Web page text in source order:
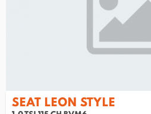
SEAT LEON STYLE